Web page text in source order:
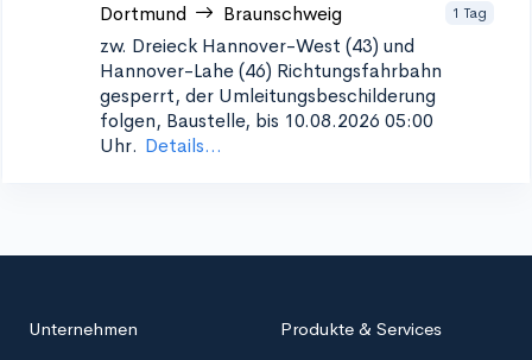
Dortmund Braunschweig 1 Tag
zw. Dreieck Hannover-West (43) und
Hannover-Lahe (46) Richtungsfahrbahn
gesperrt, der Umleitungsbeschilderung
folgen, Baustelle, bis 10.08.2026 05:00
Uhr. Details...
Unternehmen
Produkte & Services